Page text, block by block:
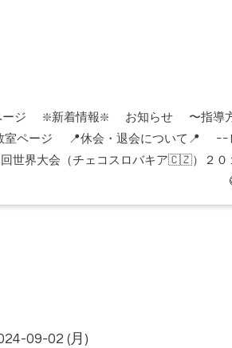
ージ ❇️新着情報❇️ お知らせ 〜指導
室ページ
📍休会・退会について📍 ｰｰ
世界大会（チェコスロバキア🇨🇿）２０
09-02 (月)